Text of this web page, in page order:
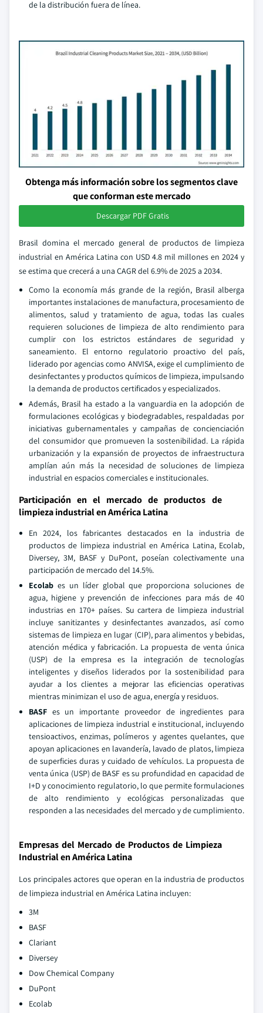
de la distribución fuera de línea.
Obtenga más información sobre los segmentos clave
que conforman este mercado
Descargar PDF Gratis
Brasil domina el mercado general de productos de limpieza
industrial en América Latina con USD 4.8 mil millones en 2024 y
se estima que crecerá a una CAGR del 6.9% de 2025 a 2034.
Como la economía más grande de la región, Brasil alberga
importantes instalaciones de manufactura, procesamiento de
alimentos, salud y tratamiento de agua, todas las cuales
requieren soluciones de limpieza de alto rendimiento para
cumplir con los estrictos estándares de seguridad y
saneamiento. El entorno regulatorio proactivo del país,
liderado por agencias como ANVISA, exige el cumplimiento de
desinfectantes y productos químicos de limpieza, impulsando
la demanda de productos certificados y especializados.
Además, Brasil ha estado a la vanguardia en la adopción de
formulaciones ecológicas y biodegradables, respaldadas por
iniciativas gubernamentales y campañas de concienciación
del consumidor que promueven la sostenibilidad. La rápida
urbanización y la expansión de proyectos de infraestructura
amplían aún más la necesidad de soluciones de limpieza
industrial en espacios comerciales e institucionales.
Participación en el mercado de productos de
limpieza industrial en América Latina
En 2024, los fabricantes destacados en la industria de
productos de limpieza industrial en América Latina, Ecolab,
Diversey, 3M, BASF y DuPont, poseían colectivamente una
participación de mercado del 14.5%.
Ecolab es un líder global que proporciona soluciones de
agua, higiene y prevención de infecciones para más de 40
industrias en 170+ países. Su cartera de limpieza industrial
incluye sanitizantes y desinfectantes avanzados, así como
sistemas de limpieza en lugar (CIP), para alimentos y bebidas,
atención médica y fabricación. La propuesta de venta única
(USP) de la empresa es la integración de tecnologías
inteligentes y diseños liderados por la sostenibilidad para
ayudar a los clientes a mejorar las eficiencias operativas
mientras minimizan el uso de agua, energía y residuos.
BASF es un importante proveedor de ingredientes para
aplicaciones de limpieza industrial e institucional, incluyendo
tensioactivos, enzimas, polímeros y agentes quelantes, que
apoyan aplicaciones en lavandería, lavado de platos, limpieza
de superficies duras y cuidado de vehículos. La propuesta de
venta única (USP) de BASF es su profundidad en capacidad de
I+D y conocimiento regulatorio, lo que permite formulaciones
de alto rendimiento y ecológicas personalizadas que
responden a las necesidades del mercado y de cumplimiento.
Empresas del Mercado de Productos de Limpieza
Industrial en América Latina
Los principales actores que operan en la industria de productos
de limpieza industrial en América Latina incluyen:
3M
BASF
Clariant
Diversey
Dow Chemical Company
DuPont
Ecolab